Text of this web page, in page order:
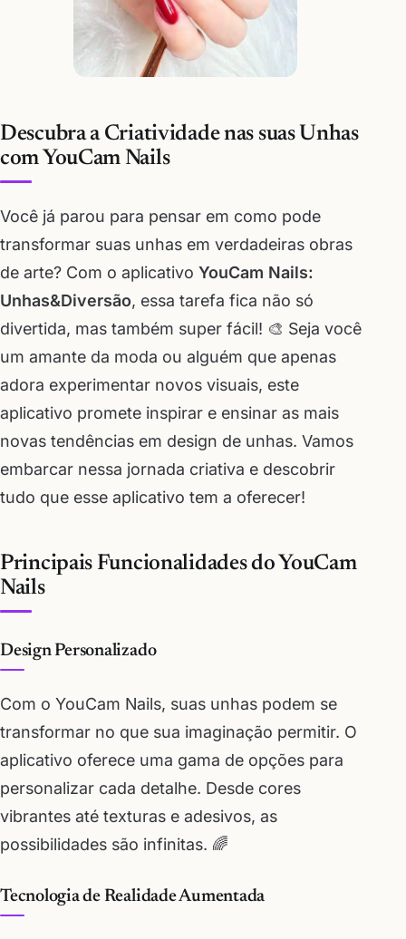
Descubra a Criatividade nas suas Unhas
com YouCam Nails
Você já parou para pensar em como pode
transformar suas unhas em verdadeiras obras
de arte? Com o aplicativo YouCam Nails:
Unhas&Diversão, essa tarefa fica não só
divertida, mas também super fácil! 🎨 Seja você
um amante da moda ou alguém que apenas
adora experimentar novos visuais, este
aplicativo promete inspirar e ensinar as mais
novas tendências em design de unhas. Vamos
embarcar nessa jornada criativa e descobrir
tudo que esse aplicativo tem a oferecer!
Principais Funcionalidades do YouCam
Nails
Design Personalizado
Com o YouCam Nails, suas unhas podem se
transformar no que sua imaginação permitir. O
aplicativo oferece uma gama de opções para
personalizar cada detalhe. Desde cores
vibrantes até texturas e adesivos, as
possibilidades são infinitas. 🌈
Tecnologia de Realidade Aumentada